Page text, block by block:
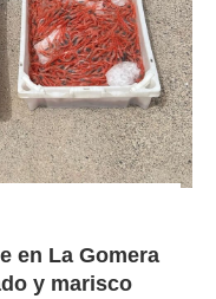
en La Gomera
y marisco